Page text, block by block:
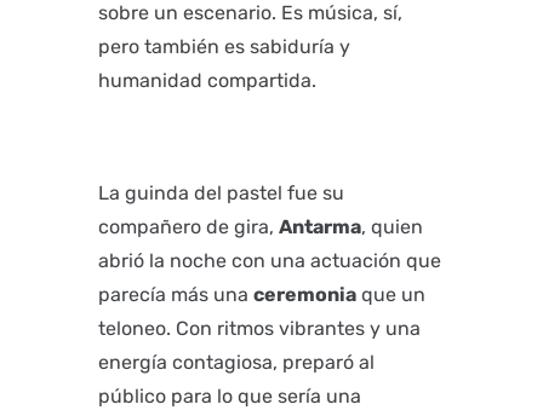
sobre un escenario. Es música, sí,
pero también es sabiduría y
humanidad compartida.
La guinda del pastel fue su
compañero de gira, Antarma, quien
abrió la noche con una actuación que
parecía más una ceremoniaque un
teloneo. Con ritmos vibrantes y una
energía contagiosa, preparó al
público para lo que sería una